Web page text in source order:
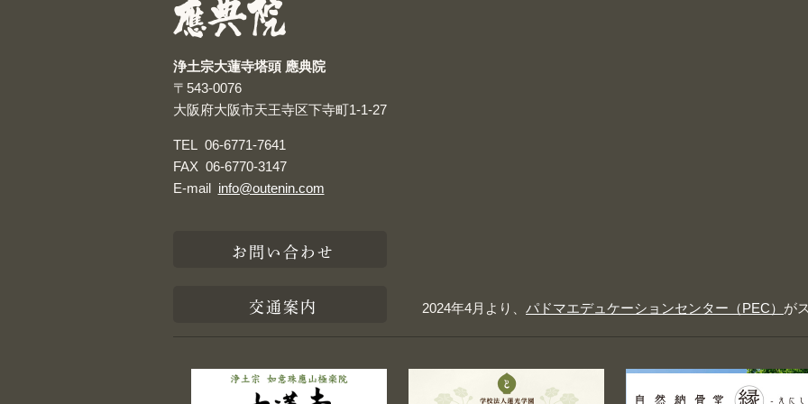
浄土宗大蓮寺塔頭 應典院
〒543-0076
大阪府大阪市天王寺区下寺町1-1-27
TEL 06-6771-7641
FAX 06-6770-3147
E-mail info@outenin.com
お問い合わせ
交通案内 2024年4月より、 パドマエデュケーションセンター（PEC） が